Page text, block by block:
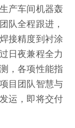
产车间机器轰
队全程跟进，
接精度到衬涂
日夜兼程全力
，各项性能指
目团队智慧与
运，即将交付